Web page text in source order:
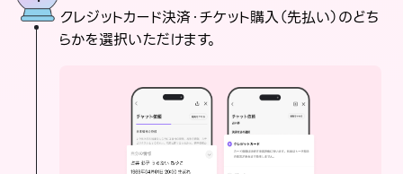
クレジットカード決済・チケット購入（先払い）のどち
らかを選択いただけます。